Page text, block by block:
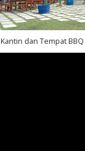
Kantin dan Tempat BBQ